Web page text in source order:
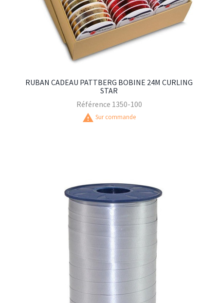
RUBAN CADEAU PATTBERG BOBINE 24M CURLING
STAR
Référence 1350-100
warning Sur commande